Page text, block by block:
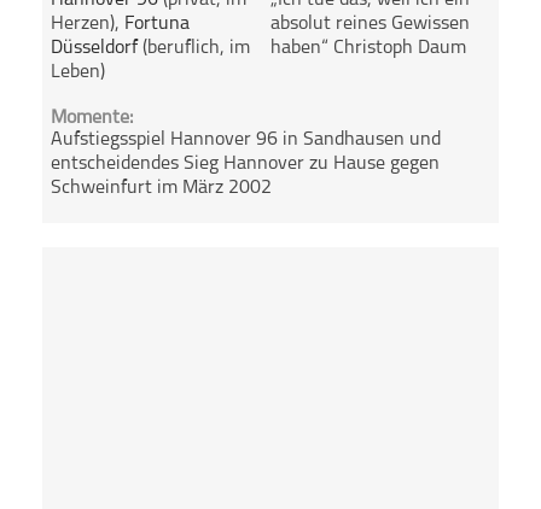
Herzen), Fortuna
Düsseldorf (beruflich, im
Leben)
absolut reines Gewissen
haben“ Christoph Daum
Momente:
Aufstiegsspiel Hannover 96 in Sandhausen und
entscheidendes Sieg Hannover zu Hause gegen
Schweinfurt im März 2002